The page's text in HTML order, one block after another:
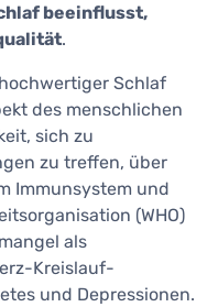
beeinflusst,
.
Schlaf
des menschlichen
sich zu
zu treffen, über
Immunsystem und
(WHO)
als
Kreislauf-
und Depressionen.